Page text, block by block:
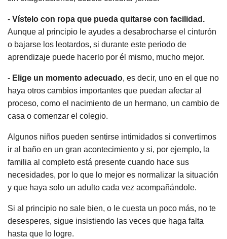
- Vístelo con ropa que pueda quitarse con facilidad.
Aunque al principio le ayudes a desabrocharse el cinturón
o bajarse los leotardos, si durante este periodo de
aprendizaje puede hacerlo por él mismo, mucho mejor.
- Elige un momento adecuado, es decir, uno en el que no
haya otros cambios importantes que puedan afectar al
proceso, como el nacimiento de un hermano, un cambio de
casa o comenzar el colegio.
Algunos niños pueden sentirse intimidados si convertimos
ir al baño en un gran acontecimiento y si, por ejemplo, la
familia al completo está presente cuando hace sus
necesidades, por lo que lo mejor es normalizar la situación
y que haya solo un adulto cada vez acompañándole.
Si al principio no sale bien, o le cuesta un poco más, no te
desesperes, sigue insistiendo las veces que haga falta
hasta que lo logre.